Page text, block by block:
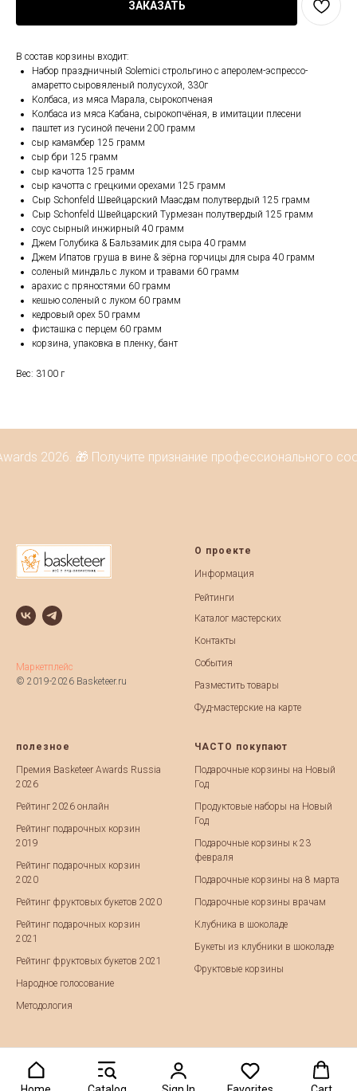
ЗАКАЗАТЬ
В состав корзины входит:
Набор праздничный Solemici строльгино с аперолем-эспрессо-
амаретто сыровяленый полусухой, 330г
Колбаса, из мяса Марала, сырокопченая
Колбаса из мяса Кабана, сырокопчёная, в имитации плесени
паштет из гусиной печени 200 грамм
сыр камамбер 125 грамм
сыр бри 125 грамм
сыр качотта 125 грамм
сыр качотта с грецкими орехами 125 грамм
Сыр Schonfeld Швейцарский Маасдам полутвердый 125 грамм
Сыр Schonfeld Швейцарский Турмезан полутвердый 125 грамм
соус сырный инжирный 40 грамм
Джем Голубика & Бальзамик для сыра 40 грамм
Джем Ипатов груша в вине & зёрна горчицы для сыра 40 грамм
соленый миндаль с луком и травами 60 грамм
арахис с пряностями 60 грамм
кешью соленый с луком 60 грамм
кедровый орех 50 грамм
фисташка с перцем 60 грамм
корзина, упаковка в пленку, бант
Вес: 3100 г
2026. 🎁 Получите признание профессионального
Маркетплейс
© 2019-2026 Basketeer.ru
О проекте
Информация
Рейтинги
Каталог мастерских
Контакты
События
Разместить товары
Фуд-мастерские на карте
полезное
Премия Basketeer Awards Russia
2026
Рейтинг 2026 онлайн
Рейтинг подарочных корзин
2019
Рейтинг подарочных корзин
2020
Рейтинг фруктовых букетов 2020
Рейтинг подарочных корзин
2021
Рейтинг фруктовых букетов 2021
Народное голосование
Методология
ЧАСТО покупают
Подарочные корзины на Новый
Год
Продуктовые наборы на Новый
Год
Подарочные корзины к 23
февраля
Подарочные корзины на 8 марта
Подарочные корзины врачам
Клубника в шоколаде
Букеты из клубники в шоколаде
Фруктовые корзины